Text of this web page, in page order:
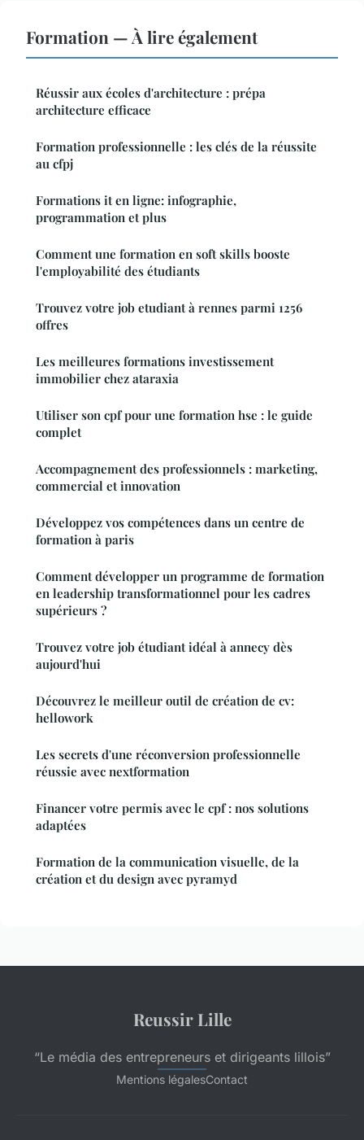
Formation — À lire également
Réussir aux écoles d'architecture : prépa
architecture efficace
Formation professionnelle : les clés de la réussite
au cfpj
Formations it en ligne: infographie,
programmation et plus
Comment une formation en soft skills booste
l'employabilité des étudiants
Trouvez votre job etudiant à rennes parmi 1256
offres
Les meilleures formations investissement
immobilier chez ataraxia
Utiliser son cpf pour une formation hse : le guide
complet
Accompagnement des professionnels : marketing,
commercial et innovation
Développez vos compétences dans un centre de
formation à paris
Comment développer un programme de formation
en leadership transformationnel pour les cadres
supérieurs ?
Trouvez votre job étudiant idéal à annecy dès
aujourd'hui
Découvrez le meilleur outil de création de cv:
hellowork
Les secrets d'une réconversion professionnelle
réussie avec nextformation
Financer votre permis avec le cpf : nos solutions
adaptées
Formation de la communication visuelle, de la
création et du design avec pyramyd
Reussir Lille
“Le média des entrepreneurs et dirigeants lillois”
Mentions légalesContact